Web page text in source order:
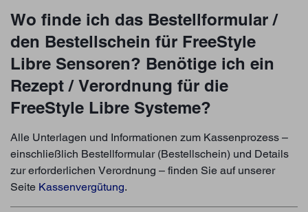
Wo finde ich das Bestellformular /
den Bestellschein für FreeStyle
Libre Sensoren? Benötige ich ein
Rezept / Verordnung für die
FreeStyle Libre Systeme?
Alle Unterlagen und Informationen zum Kassenprozess –
einschließlich Bestellformular (Bestellschein) und Details
zur erforderlichen Verordnung – finden Sie auf unserer
Seite Kassenvergütung.